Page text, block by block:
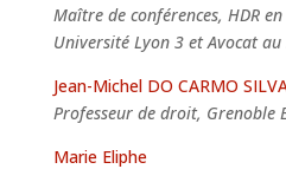
Maître de conférences, HDR
Université Lyon 3 et Avocat
Jean-Michel DO CARMO
Professeur de droit, Grenoble
Marie Eliphe